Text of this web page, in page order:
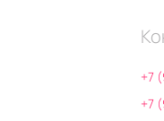
+7
+7